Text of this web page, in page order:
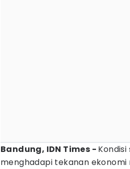
Bandung, IDN Times -
menghadapi tekanan